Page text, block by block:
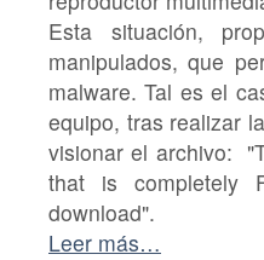
Esta situación,
manipulados, que
malware. Tal es el
equipo, tras realizar
visionar el archivo:
that is
download".
Leer más…